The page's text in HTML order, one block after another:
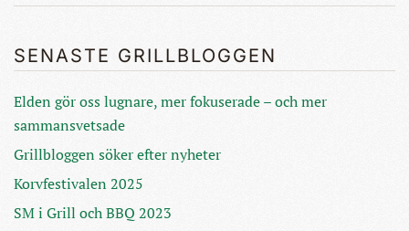
SENASTE GRILLBLOGGEN
Elden gör oss lugnare, mer fokuserade – och mer
sammansvetsade
Grillbloggen söker efter nyheter
Korvfestivalen 2025
SM i Grill och BBQ 2023